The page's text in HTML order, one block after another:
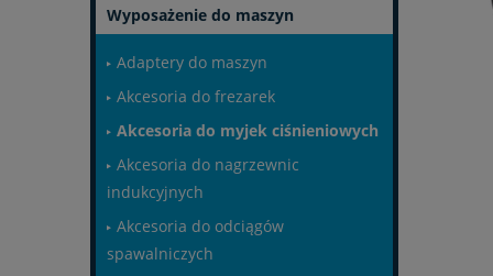
Wyposażenie do maszyn
Adaptery do maszyn
Akcesoria do frezarek
Akcesoria do myjek ciśnieniowych
Akcesoria do nagrzewnic
indukcyjnych
Akcesoria do odciągów
spawalniczych